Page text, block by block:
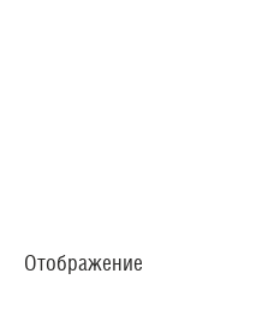
Отображение